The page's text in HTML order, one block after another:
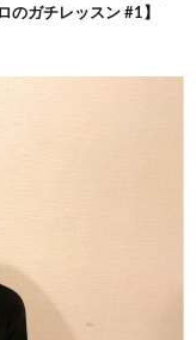
のガチレッスン #1】